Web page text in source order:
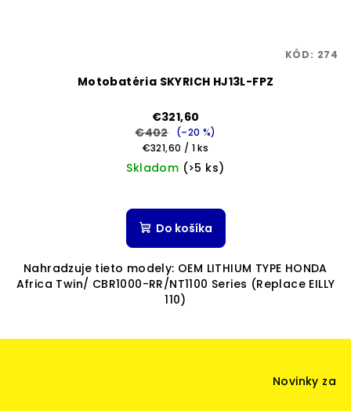
Motobatéria SKYRICH HJ13L-FPZ
€321,60
€402
(–20 %)
Jednotková
cena:
€321,60 / 1 ks
Skladom (>5 ks)
hodnotenie
produktu
z
5
hviezdičiek.
Do košíka
Nahradzuje tieto modely: OEM LITHIUM TYPE HONDA
Africa Twin/ CBR1000-RR/NT1100 Series (Replace EILLY
110)
KÓD: 274
Novinky za